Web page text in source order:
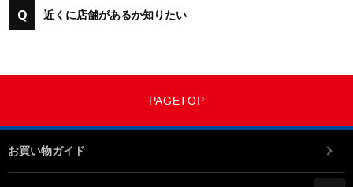
Q 近くに店舗があるか知りたい
PAGETOP
お買い物ガイド